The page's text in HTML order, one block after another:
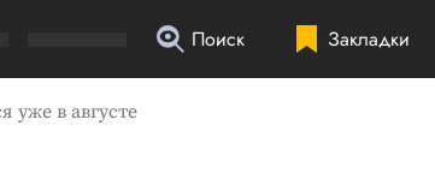
Закладки
Поиск
уже в августе